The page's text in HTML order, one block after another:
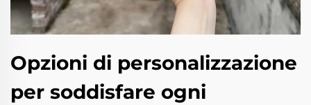
Opzioni di personalizzazione
per soddisfare ogni